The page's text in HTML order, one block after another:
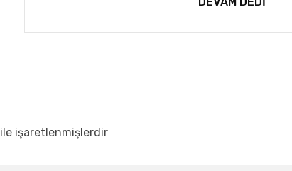
ile işaretlenmişlerdir